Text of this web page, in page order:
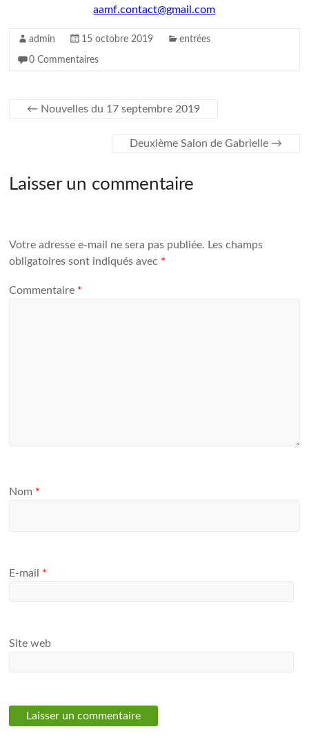
aamf.contact@gmail.com
admin 15 octobre 2019 entrées
0 Commentaires
← Nouvelles du 17 septembre 2019
Deuxième Salon de Gabrielle →
Laisser un commentaire
Votre adresse e-mail ne sera pas publiée. Les champs
obligatoires sont indiqués avec *
Commentaire *
Nom *
E-mail *
Site web